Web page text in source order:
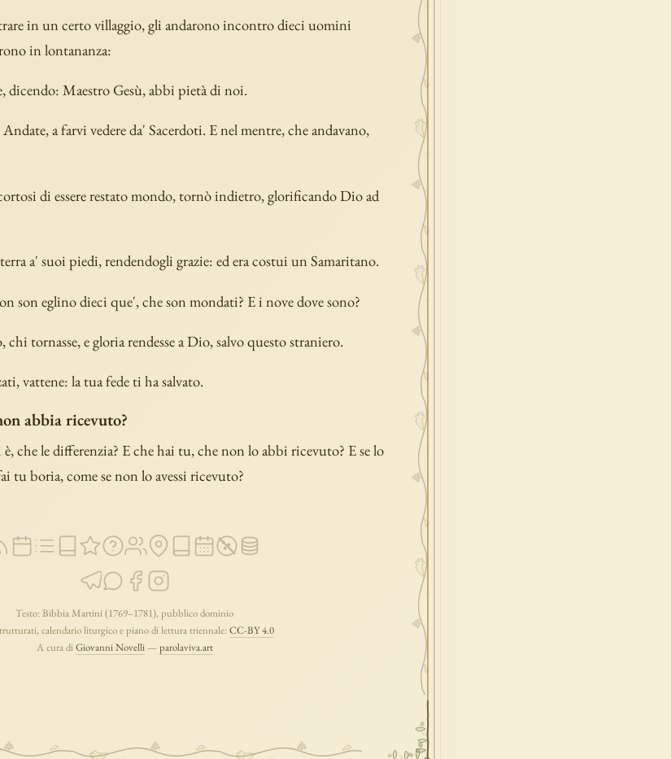
in un certo villaggio, gli andarono incontro dieci uomini
in lontananza:
dicendo: Maestro Gesù, abbi pietà di noi.
a farvi vedere da' Sacerdoti. E nel mentre, che andavano,
di essere restato mondo, tornò indietro, glorificando Dio ad
a' suoi piedi, rendendogli grazie: ed era costui un Samaritano.
son eglino dieci que', che son mondati? E i nove dove sono?
tornasse, e gloria rendesse a Dio, salvo questo straniero.
vattene: la tua fede ti ha salvato.
abbia ricevuto?
che le differenzia? E che hai tu, che non lo abbi ricevuto? E se lo
tu boria, come se non lo avessi ricevuto?
Testo: Bibbia Martini (1769–1781), pubblico dominio
calendario liturgico e piano di lettura triennale: CC-BY 4.0
A cura diGiovanni Novelli—parolaviva.art